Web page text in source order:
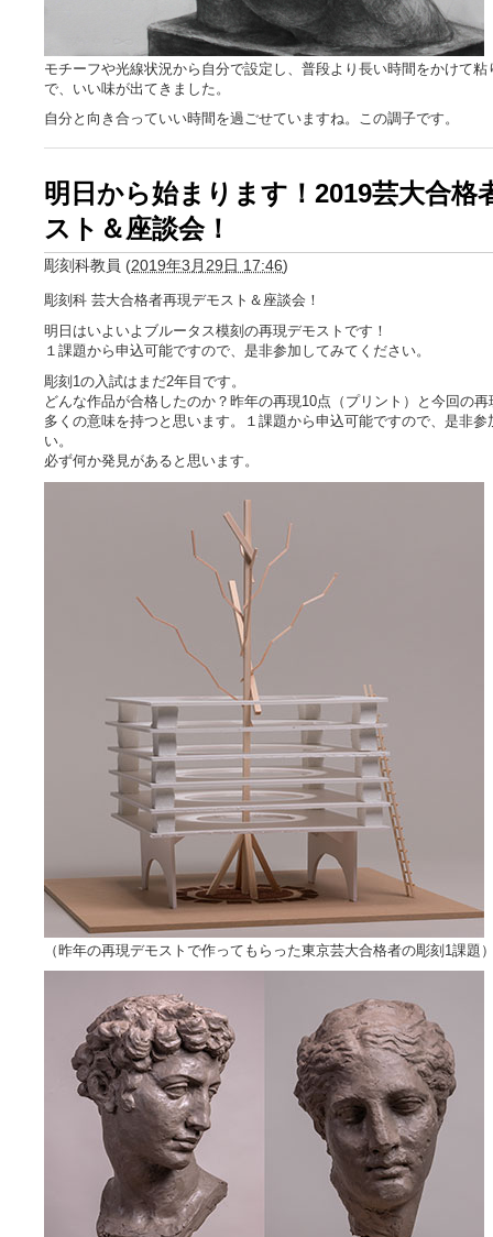
モチーフや光線状況から自分で設定し、普段より長い時間をかけて粘
で、いい味が出てきました。
自分と向き合っていい時間を過ごせていますね。この調子です。
明日から始まります！2019芸大合格
スト＆座談会！
彫刻科教員 (2019年3月29日 17:46)
彫刻科 芸大合格者再現デモスト＆座談会！
明日はいよいよブルータス模刻の再現デモストです！
１課題から申込可能ですので、是非参加してみてください。
彫刻1の入試はまだ2年目です。
どんな作品が合格したのか？昨年の再現10点（プリント）と今回の
多くの意味を持つと思います。１課題から申込可能ですので、是非参
い。
必ず何か発見があると思います。
（昨年の再現デモストで作ってもらった東京芸大合格者の彫刻1課題